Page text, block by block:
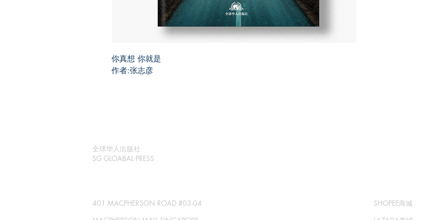
你真想 你就是
作者:张志彦
全球华人出版社
SG GLOABAL PRESS
401 MACPHERSON ROAD #03-04
SHOPEE商城